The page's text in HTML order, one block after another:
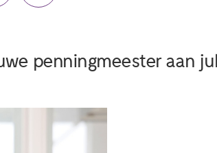
penningmeester aan